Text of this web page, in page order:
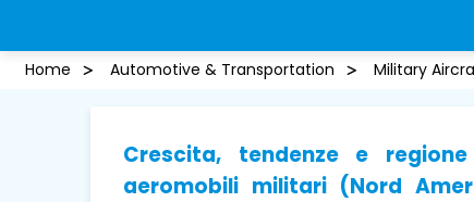
Home Automotive & Transportation Military
Crescita, tendenze e
aeromobili militari (Nord